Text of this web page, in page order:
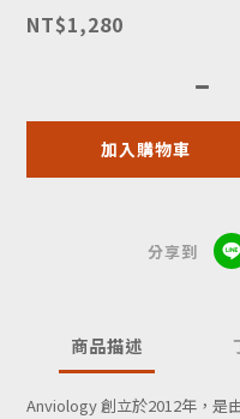
NT$1,280
加入購物車
分享到
商品描述
Anviology 創立於2012年，是